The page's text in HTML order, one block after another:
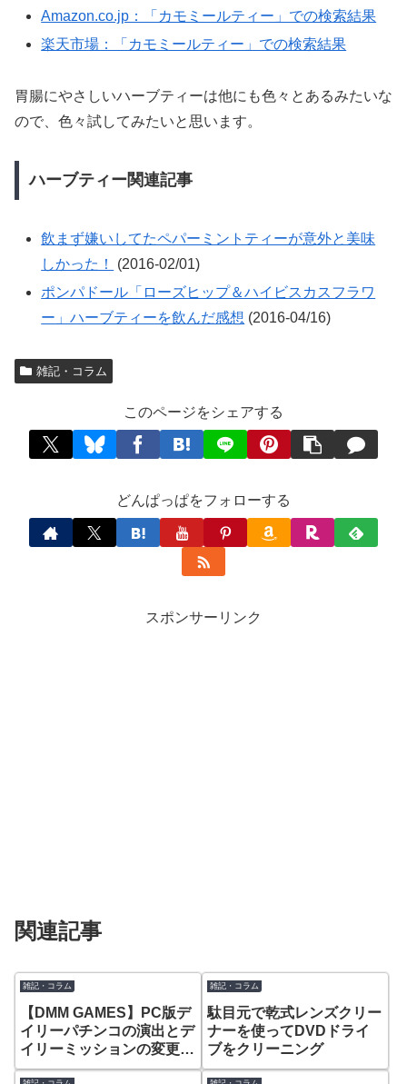
Amazon.co.jp：「カモミールティー」での検索結果
楽天市場：「カモミールティー」での検索結果
胃腸にやさしいハーブティーは他にも色々とあるみたいな
ので、色々試してみたいと思います。
ハーブティー関連記事
飲まず嫌いしてたペパーミントティーが意外と美味
しかった！
(2016-02/01)
ポンパドール「ローズヒップ＆ハイビスカスフラワ
ー」ハーブティーを飲んだ感想 (2016-04/16)
雑記・コラム
このページをシェアする
どんぱっぱをフォローする
スポンサーリンク
関連記事
雑記・コラム
【DMM GAMES】PC版デ
イリーパチンコの演出とデ
イリーミッションの変更・
追加
雑記・コラム
駄目元で乾式レンズクリー
ナーを使ってDVDドライ
ブをクリーニング